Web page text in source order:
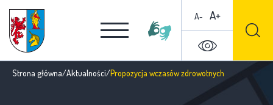
A- A+
Strona główna/Aktualności/Propozycja wczasów zdrowotnych